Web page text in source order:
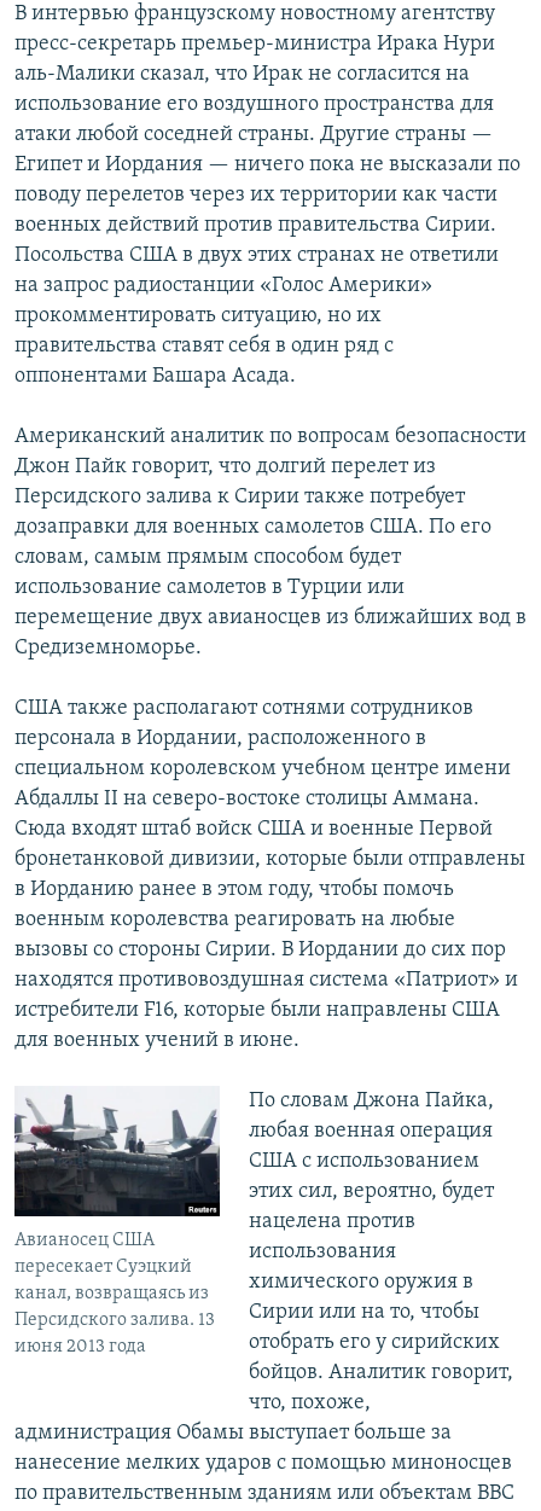
В интервью французскому новостному агентству
пресс-секретарь премьер-министра Ирака Нури
аль-Малики сказал, что Ирак не согласится на
использование его воздушного пространства для
атаки любой соседней страны. Другие страны —
Египет и Иордания — ничего пока не высказали по
поводу перелетов через их территории как части
военных действий против правительства Сирии.
Посольства США в двух этих странах не ответили
на запрос радиостанции «Голос Америки»
прокомментировать ситуацию, но их
правительства ставят себя в один ряд с
оппонентами Башара Асада.
Американский аналитик по вопросам безопасности
Джон Пайк говорит, что долгий перелет из
Персидского залива к Сирии также потребует
дозаправки для военных самолетов США. По его
словам, самым прямым способом будет
использование самолетов в Турции или
перемещение двух авианосцев из ближайших вод в
Средиземноморье.
США также располагают сотнями сотрудников
персонала в Иордании, расположенного в
специальном королевском учебном центре имени
Абдаллы II на северо-востоке столицы Аммана.
Сюда входят штаб войск США и военные Первой
бронетанковой дивизии, которые были отправлены
в Иорданию ранее в этом году, чтобы помочь
военным королевства реагировать на любые
вызовы со стороны Сирии. В Иордании до сих пор
находятся противовоздушная система «Патриот» и
истребители F16, которые были направлены США
для военных учений в июне.
Авианосец США
пересекает Суэцкий
канал, возвращаясь из
Персидского залива. 13
июня 2013 года
По словам Джона Пайка,
любая военная операция
США с использованием
этих сил, вероятно, будет
нацелена против
использования
химического оружия в
Сирии или на то, чтобы
отобрать его у сирийских
бойцов. Аналитик говорит,
что, похоже,
администрация Обамы выступает больше за
нанесение мелких ударов с помощью миноносцев
по правительственным зданиям или объектам ВВС